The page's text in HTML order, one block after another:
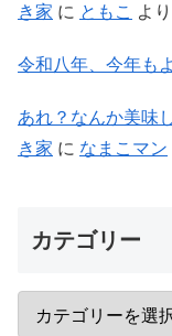
き家 に ともこ より
令和八年、今年も
あれ？なんか美味
き家 に なまこマン
カテゴリー